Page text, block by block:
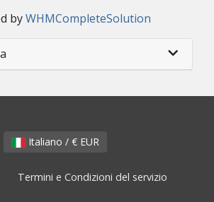
byWHMCompleteSolution
Italiano / € EUR
Termini e Condizioni del servizio